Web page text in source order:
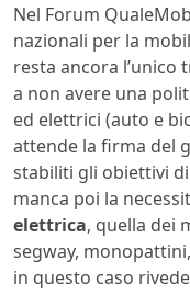
Nel Forum
nazionali per la
resta ancora l’unico
a non avere una
ed elettrici (auto e
attende la firma del
stabiliti gli obiettivi
manca poi la
elettrica, quella dei
segway,
in questo caso